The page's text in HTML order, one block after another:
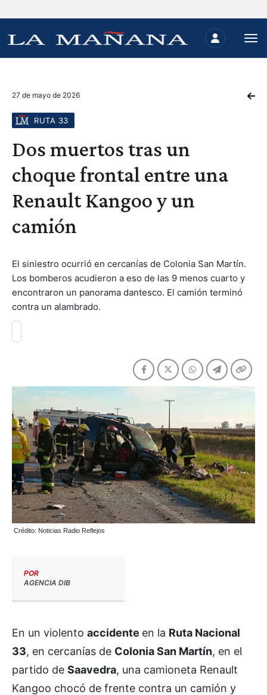
27 de mayo de 2026
RUTA 33
Dos muertos tras un
choque frontal entre una
Renault Kangoo y un
camión
El siniestro ocurrió en cercanías de Colonia San Martín.
Los bomberos acudieron a eso de las 9 menos cuarto y
encontraron un panorama dantesco. El camión terminó
contra un alambrado.
Crédito: Noticias Radio Reflejos
POR
AGENCIA DIB
En un violento accidente en la Ruta Nacional
33, en cercanías de Colonia San Martín, en el
partido de Saavedra, una camioneta Renault
Kangoo chocó de frente contra un camión y